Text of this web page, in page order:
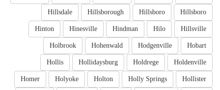
Hillsboro
Hillsboro
Hillsborough
Hillsdale
Hillsville
Hilo
Hindman
Hinesville
Hinton
Hobart
Hodgenville
Hohenwald
Holbrook
Holdenville
Holdrege
Hollidaysburg
Hollis
Hollister
Holly Springs
Holton
Holyoke
Homer